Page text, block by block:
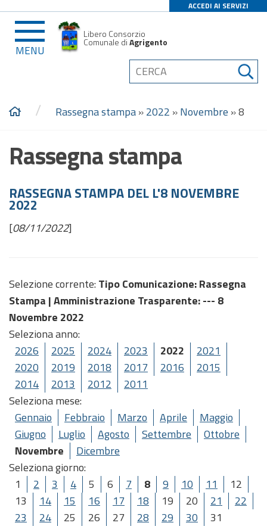
ACCEDI AI SERVIZI
MENU
Libero Consorzio
Comunale diAgrigento
/ Rassegna stampa»2022 »Novembre »8
Rassegna stampa
RASSEGNA STAMPA DEL L'8 NOVEMBRE
2022
[08/11/2022]
Selezione corrente: Tipo Comunicazione: Rassegna
Stampa |Amministrazione Trasparente: --- 8
Novembre 2022
Seleziona anno:
2026
2025 2024 2023 2022
2021
2020
2019 2018 2017 2016
2015
2014
2013 2012
2011
Seleziona mese:
Gennaio
Febbraio Marzo Aprile
Maggio
Giugno
Luglio Agosto Settembre
Ottobre
Novembre
Dicembre
Seleziona giorno:
1
2 3 4 5 6 7 8 9 10 11
12
13
14 15 16 17 18 19 20 21
22
23
24 25 26 27 28 29 30 31